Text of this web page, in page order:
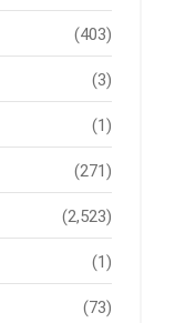
(403)
(3)
(1)
(271)
(2,523)
(1)
(73)